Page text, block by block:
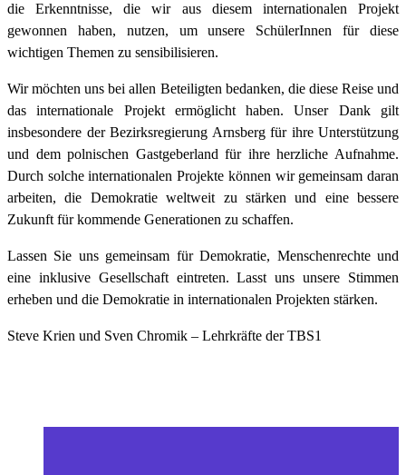
die Erkenntnisse, die wir aus diesem internationalen Projekt
gewonnen haben, nutzen, um unsere SchülerInnen für diese
wichtigen Themen zu sensibilisieren.
Wir möchten uns bei allen Beteiligten bedanken, die diese Reise und
das internationale Projekt ermöglicht haben. Unser Dank gilt
insbesondere der Bezirksregierung Arnsberg für ihre Unterstützung
und dem polnischen Gastgeberland für ihre herzliche Aufnahme.
Durch solche internationalen Projekte können wir gemeinsam daran
arbeiten, die Demokratie weltweit zu stärken und eine bessere
Zukunft für kommende Generationen zu schaffen.
Lassen Sie uns gemeinsam für Demokratie, Menschenrechte und
eine inklusive Gesellschaft eintreten. Lasst uns unsere Stimmen
erheben und die Demokratie in internationalen Projekten stärken.
Steve Krien und Sven Chromik – Lehrkräfte der TBS1